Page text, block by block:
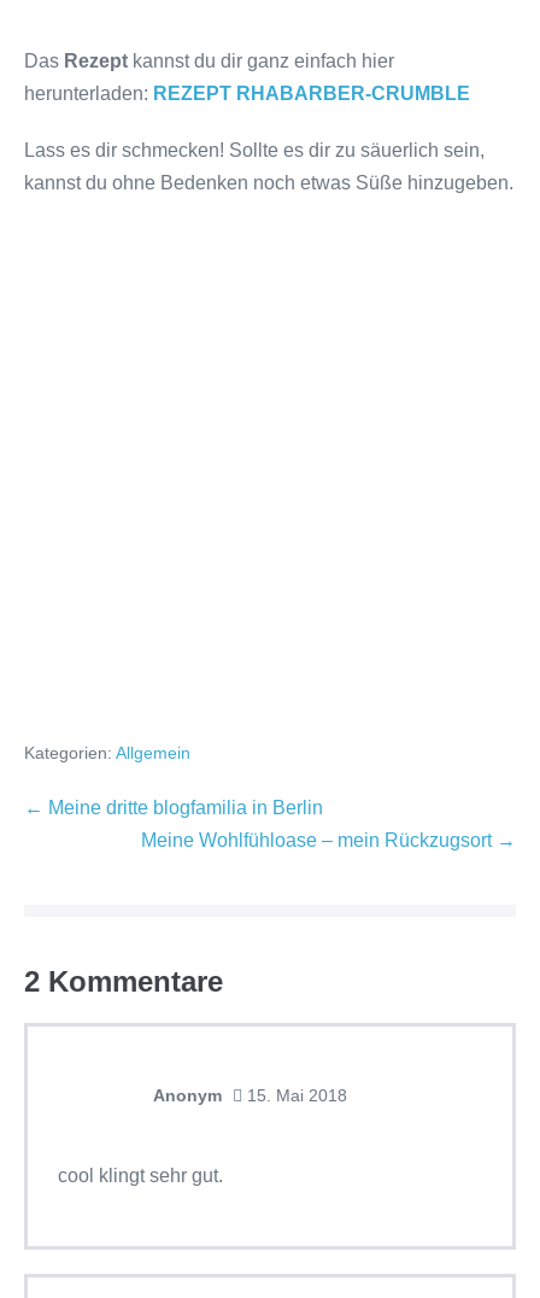
Das Rezept kannst du dir ganz einfach hier
herunterladen: REZEPT RHABARBER-CRUMBLE
Lass es dir schmecken! Sollte es dir zu säuerlich sein,
kannst du ohne Bedenken noch etwas Süße hinzugeben.
Kategorien: Allgemein
Beitragsnavigation
← Meine dritte blogfamilia in Berlin
Meine Wohlfühloase – mein Rückzugsort →
2 Kommentare
Anonym 15. Mai 2018
cool klingt sehr gut.